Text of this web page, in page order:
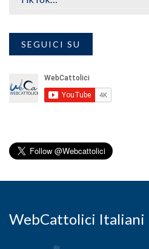
SEGUICI SU
WebCattolici Italiani